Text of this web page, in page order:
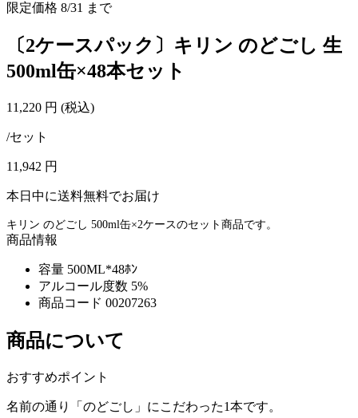
限定価格 8/31 まで
〔2ケースパック〕キリン のどごし 生
500ml缶×48本セット
11,220 円 (税込)
/セット
11,942 円
本日中に送料無料でお届け
キリン のどごし 500ml缶×2ケースのセット商品です。
商品情報
容量 500ML*48ﾎﾝ
アルコール度数 5%
商品コード 00207263
商品について
おすすめポイント
名前の通り「のどごし」にこだわった1本です。